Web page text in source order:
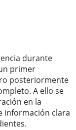
durante
primer
posteriormente
A ello se
en la
información clara